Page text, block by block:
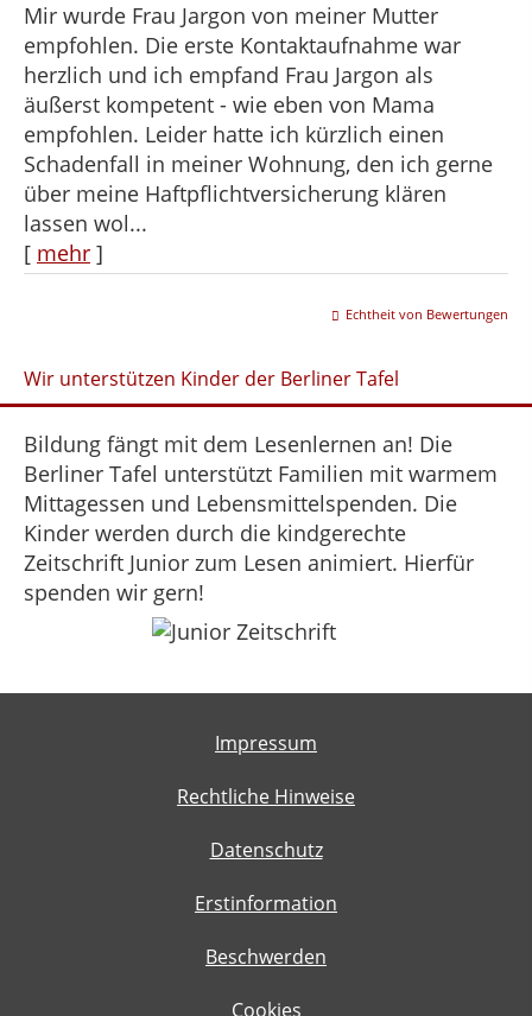
Mir wurde Frau Jargon von meiner Mutter
empfohlen. Die erste Kontaktaufnahme war
herzlich und ich empfand Frau Jargon als
äußerst kompetent - wie eben von Mama
empfohlen. Leider hatte ich kürzlich einen
Schadenfall in meiner Wohnung, den ich gerne
über meine Haftpflichtversicherung klären
lassen wol...
[ mehr ]
Echtheit von Bewertungen
Wir unterstützen Kinder der Berliner Tafel
Bildung fängt mit dem Lesenlernen an! Die
Berliner Tafel unterstützt Familien mit warmem
Mittagessen und Lebensmittelspenden. Die
Kinder werden durch die kindgerechte
Zeitschrift Junior zum Lesen animiert. Hierfür
spenden wir gern!
Impressum
Rechtliche Hinweise
Datenschutz
Erstinformation
Beschwerden
Cookies